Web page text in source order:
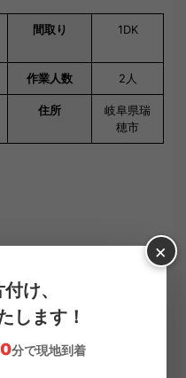
間取り 1DK
作業人数 2人
住所
岐阜県瑞
穂市
S様の不用
困りだったS様。岐阜県
×
け、
します！
分で現地到着